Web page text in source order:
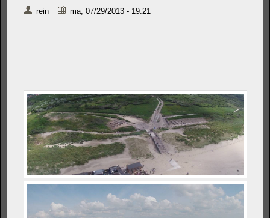
rein ma, 07/29/2013 - 19:21